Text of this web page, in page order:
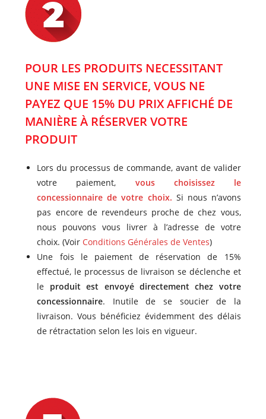
POUR LES PRODUITS NECESSITANT
UNE MISE EN SERVICE, VOUS NE
PAYEZ QUE 15% DU PRIX AFFICHÉ DE
MANIÈRE À RÉSERVER VOTRE
PRODUIT
Lors du processus de commande, avant de valider
votre paiement, vous choisissez le
concessionnaire de votre choix. Si nous n’avons
pas encore de revendeurs proche de chez vous,
nous pouvons vous livrer à l’adresse de votre
choix. (Voir Conditions Générales de Ventes)
Une fois le paiement de réservation de 15%
effectué, le processus de livraison se déclenche et
le produit est envoyé directement chez votre
concessionnaire. Inutile de se soucier de la
livraison. Vous bénéficiez évidemment des délais
de rétractation selon les lois en vigueur.